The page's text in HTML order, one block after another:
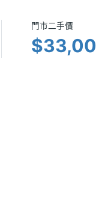
門市
門市二手價